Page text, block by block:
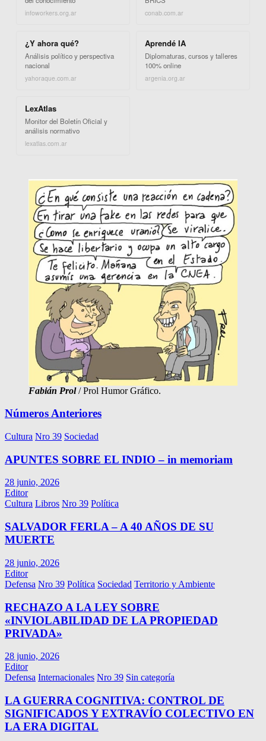
infoworkers.org.ar conab.com.ar
¿Y ahora qué?
Análisis político y perspectiva
nacional
yahoraque.com.ar
Aprendé IA
Diplomaturas, cursos y talleres
100% online
argenia.org.ar
LexAtlas
Monitor del Boletín Oficial y
análisis normativo
lexatlas.com.ar
Fabián Prol/ Prol Humor Gráfico.
Números Anteriores
Cultura Nro 39 Sociedad
APUNTES SOBRE EL INDIO – in memoriam
28 junio, 2026
Editor
Cultura Libros Nro 39 Política
SALVADOR FERLA – A 40 AÑOS DE SU
MUERTE
28 junio, 2026
Editor
Defensa Nro 39 Política Sociedad Territorio y Ambiente
RECHAZO A LA LEY SOBRE
«INVIOLABILIDAD DE LA PROPIEDAD
PRIVADA»
28 junio, 2026
Editor
Defensa Internacionales Nro 39 Sin categoría
LA GUERRA COGNITIVA: CONTROL DE
SIGNIFICADOS Y EXTRAVÍO COLECTIVO EN
LA ERA DIGITAL